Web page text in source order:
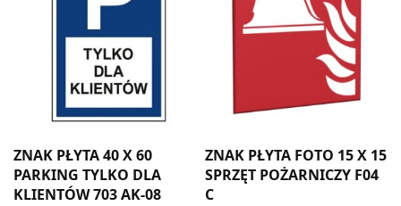
ZNAK PŁYTA 40 X 60
PARKING TYLKO DLA
KLIENTÓW 703 AK-08
ZNAK PŁYTA FOTO 15 X 15
SPRZĘT POŻARNICZY F04
C